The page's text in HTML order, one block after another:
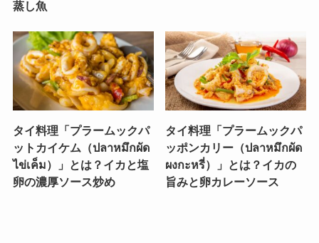
蒸し魚
タイ料理「プラームックパ
ットカイケム（ปลาหมึกผัด
ไข่เค็ม）」とは？イカと塩
卵の濃厚ソース炒め
タイ料理「プラームックパ
ッポンカリー（ปลาหมึกผัด
ผงกะหรี่）」とは？イカの
旨みと卵カレーソース